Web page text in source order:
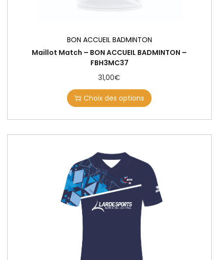
BON ACCUEIL BADMINTON
Maillot Match – BON ACCUEIL BADMINTON –
FBH3MC37
31,00€
Choix des options